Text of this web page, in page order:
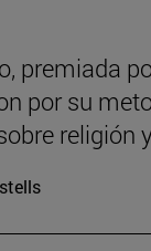
premiada
por su
religión